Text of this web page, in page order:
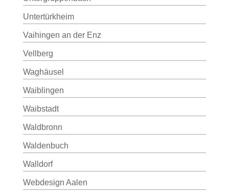
Untertürkheim
Vaihingen an der Enz
Vellberg
Waghäusel
Waiblingen
Waibstadt
Waldbronn
Waldenbuch
Walldorf
Webdesign Aalen